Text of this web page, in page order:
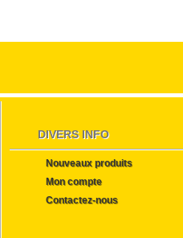
DIVERS INFO
Nouveaux produits
Mon compte
Contactez-nous